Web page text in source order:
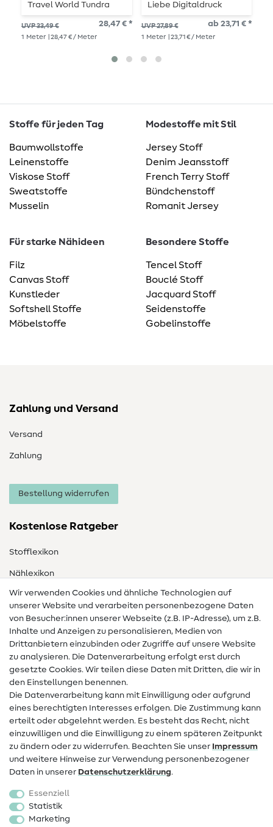
Travel World Tundra
Stepper Blau
UVP 33,49 € 28,47 € *
1 Meter | 28,47 € / Meter
Liebe Digitaldruck
Pretty & Pure Circles
Ecru Schwarz
UVP 27,89 € ab 23,71 € *
1 Meter | 23,71 € / Meter
Stoffe für jeden Tag
Baumwollstoffe
Leinenstoffe
Viskose Stoff
Sweatstoffe
Musselin
Modestoffe mit Stil
Jersey Stoff
Denim Jeansstoff
French Terry Stoff
Bündchenstoff
Romanit Jersey
Für starke Nähideen
Filz
Canvas Stoff
Kunstleder
Softshell Stoffe
Möbelstoffe
Besondere Stoffe
Tencel Stoff
Bouclé Stoff
Jacquard Stoff
Seidenstoffe
Gobelinstoffe
Zahlung und Versand
Versand
Zahlung
Bestellung widerrufen
Kostenlose Ratgeber
Stofflexikon
Nählexikon
Nähanleitungen
Hilfe & Kontakt
Kontakt
Infos zum Betreiberwechsel
Widerrufsrecht
Beliebt
Stoffe
Sale
Schnittmuster
Wir verwenden Cookies und ähnliche Technologien auf
unserer Website und verarbeiten personenbezogene Daten
von Besucher:innen unserer Webseite (z.B. IP-Adresse), um z.B.
Inhalte und Anzeigen zu personalisieren, Medien von
Drittanbietern einzubinden oder Zugriffe auf unsere Website
zu analysieren. Die Datenverarbeitung erfolgt erst durch
gesetzte Cookies. Wir teilen diese Daten mit Dritten, die wir in
den Einstellungen benennen.
Die Datenverarbeitung kann mit Einwilligung oder aufgrund
eines berechtigten Interesses erfolgen. Die Zustimmung kann
erteilt oder abgelehnt werden. Es besteht das Recht, nicht
einzuwilligen und die Einwilligung zu einem späteren Zeitpunkt
zu ändern oder zu widerrufen. Beachten Sie unser Impressum
und weitere Hinweise zur Verwendung personenbezogener
Daten in unserer Daten­schutz­erklärung.
Essenziell
Statistik
Marketing